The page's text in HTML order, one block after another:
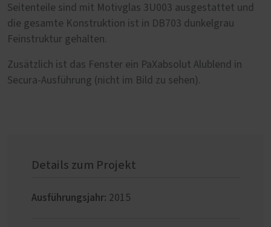
Seitenteile sind mit Motivglas 3U003 ausgestattet und
die gesamte Konstruktion ist in DB703 dunkelgrau
Feinstruktur gehalten.
Zusätzlich ist das Fenster ein PaXabsolut Alublend in
Secura-Ausführung (nicht im Bild zu sehen).
Details zum Projekt
Ausführungsjahr: 2015